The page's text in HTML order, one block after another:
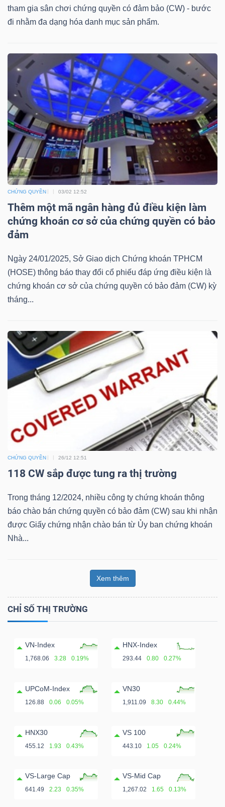
tham gia sân chơi chứng quyền có đảm bảo (CW) - bước
đi nhằm đa dạng hóa danh mục sản phẩm.
CHỨNG QUYỀN 03/02 12:52
Thêm một mã ngân hàng đủ điều kiện làm
chứng khoán cơ sở của chứng quyền có bảo
đảm
Ngày 24/01/2025, Sở Giao dịch Chứng khoán TPHCM
(HOSE) thông báo thay đổi cổ phiếu đáp ứng điều kiện là
chứng khoán cơ sở của chứng quyền có bảo đảm (CW) kỳ
tháng...
CHỨNG QUYỀN 26/12 12:51
118 CW sắp được tung ra thị trường
Trong tháng 12/2024, nhiều công ty chứng khoán thông
báo chào bán chứng quyền có bảo đảm (CW) sau khi nhận
được Giấy chứng nhận chào bán từ Ủy ban chứng khoán
Nhà...
Xem thêm
CHỈ SỐ THỊ TRƯỜNG
VN-Index
1,768.06 3.28 0.19%
HNX-Index
293.44 0.80 0.27%
UPCoM-Index
126.88 0.06 0.05%
VN30
1,911.09 8.30 0.44%
HNX30
455.12 1.93 0.43%
VS 100
443.10 1.05 0.24%
VS-Large Cap
641.49 2.23 0.35%
VS-Mid Cap
1,267.02 1.65 0.13%
TIỆN
ÍCH
BẤT
ĐỘNG
SẢN
Mã
chứng
khoán
(-)
Tất cả Cổ phiếu Chỉ số Chứng chỉ quỹ Chứng
Lãnh
(-)
Tất cả Người nội bộ Người liên quan Cổ đông lớn
(-)
Bài
viết
giả
(-)
Báo
phân
(-)
(-)
Sách